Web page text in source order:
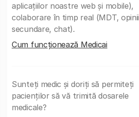
aplicațiilor noastre web și mobile),
colaborare în timp real (MDT, opinii
secundare, chat).
Cum funcționează Medicai
Sunteți medic și doriți să permiteți
pacienților să vă trimită dosarele
medicale?